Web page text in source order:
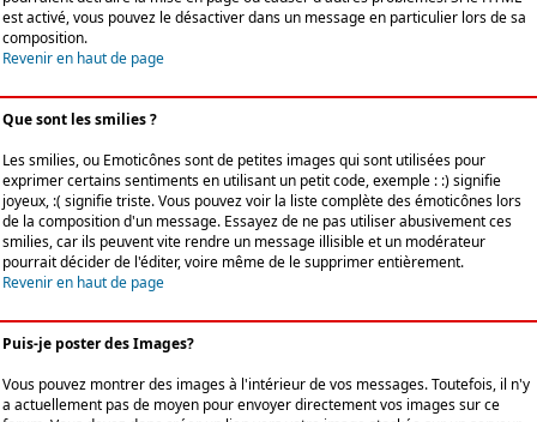
est activé, vous pouvez le désactiver dans un message en particulier lors de sa
composition.
Revenir en haut de page
Que sont les smilies ?
Les smilies, ou Emoticônes sont de petites images qui sont utilisées pour
exprimer certains sentiments en utilisant un petit code, exemple : :) signifie
joyeux, :( signifie triste. Vous pouvez voir la liste complète des émoticônes lors
de la composition d'un message. Essayez de ne pas utiliser abusivement ces
smilies, car ils peuvent vite rendre un message illisible et un modérateur
pourrait décider de l'éditer, voire même de le supprimer entièrement.
Revenir en haut de page
Puis-je poster des Images?
Vous pouvez montrer des images à l'intérieur de vos messages. Toutefois, il n'y
a actuellement pas de moyen pour envoyer directement vos images sur ce